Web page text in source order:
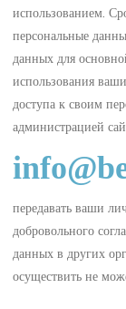
использованием.
персональные
данных для
использования
доступа к своим
администрацией
передавать ваши
добровольного
данных в других
осуществить не